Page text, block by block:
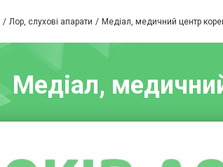
Лор, слухові апарати Медіал, медичний центр
Медіал,